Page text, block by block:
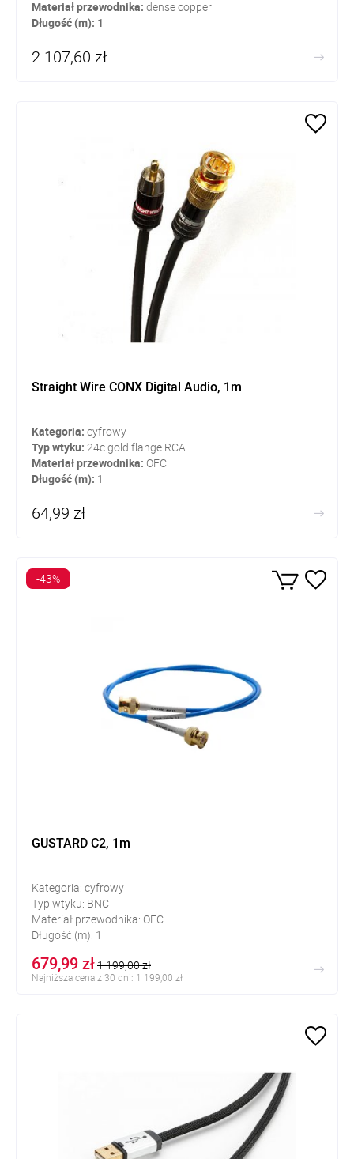
Materiał przewodnika: dense copper
Długość (m): 1
2 107,60 zł
Straight Wire CONX Digital Audio, 1m
Kategoria: cyfrowy
Typ wtyku: 24c gold flange RCA
Materiał przewodnika: OFC
Długość (m): 1
64,99 zł
GUSTARD C2, 1m
Kategoria: cyfrowy
Typ wtyku: BNC
Materiał przewodnika: OFC
Długość (m): 1
679,99 zł1 199,00 zł
Najniższa cena z 30 dni: 1 199,00 zł
-43%